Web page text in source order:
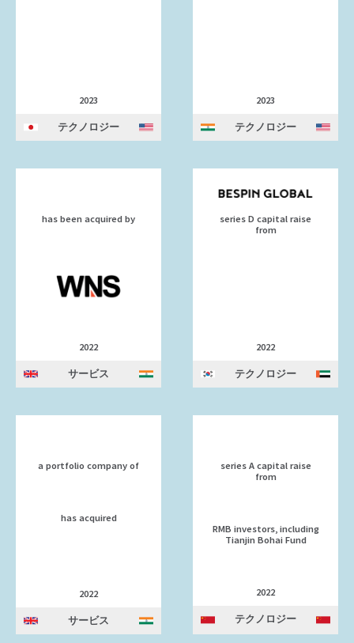
2023
テクノロジー
2023
テクノロジー
has been acquired by
2022
サービス
series D capital raise
from
2022
テクノロジー
a portfolio company of
has acquired
2022
サービス
series A capital raise
from
RMB investors, including
Tianjin Bohai Fund
2022
テクノロジー